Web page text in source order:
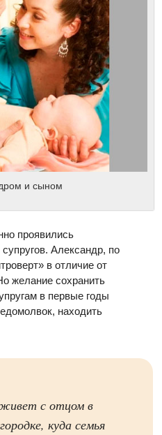
и сыном
проявились
Александр, по
в отличие от
желание сохранить
в первые годы
находить
с отцом в
куда семья